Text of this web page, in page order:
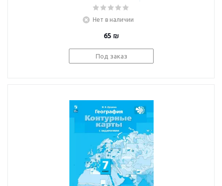
социальная география
Атлас. ФГОС
Нет в наличии
65 ₪
Под заказ